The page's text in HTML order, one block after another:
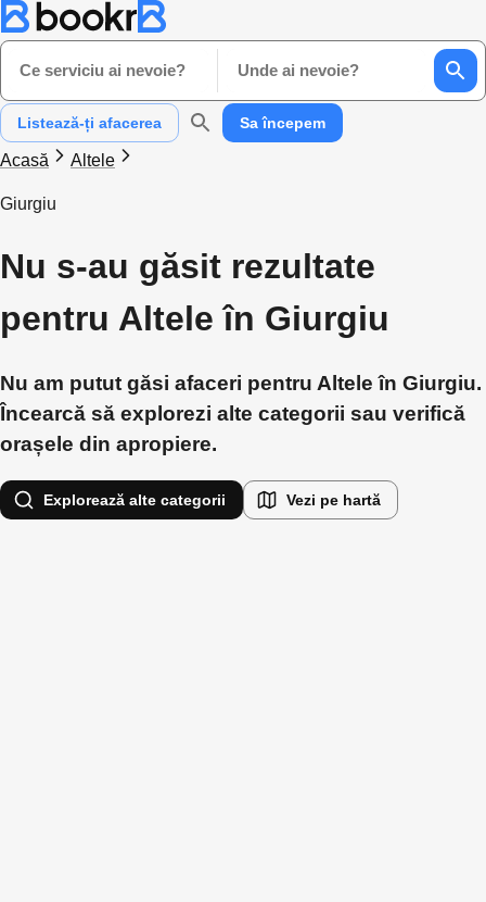
Ce serviciu ai nevoie? Unde ai nevoie?
Listează-ți afacerea Sa începem
Acasă Altele
Giurgiu
Nu s-au găsit rezultate
pentru Altele în Giurgiu
Nu am putut găsi afaceri pentru Altele în Giurgiu.
Încearcă să explorezi alte categorii sau verifică
orașele din apropiere.
Explorează alte categorii Vezi pe hartă